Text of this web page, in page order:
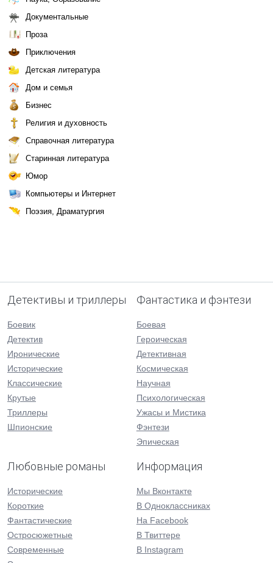
Документальные
Проза
Приключения
Детская литература
Дом и семья
Бизнес
Религия и духовность
Справочная литература
Старинная литература
Юмор
Компьютеры и Интернет
Поэзия, Драматургия
Детективы и триллеры
Боевик
Детектив
Иронические
Исторические
Классические
Крутые
Триллеры
Шпионские
Фантастика и фэнтези
Боевая
Героическая
Детективная
Космическая
Научная
Психологическая
Ужасы и Мистика
Фэнтези
Эпическая
Любовные романы
Исторические
Короткие
Фантастические
Остросюжетные
Современные
Информация
Мы Вконтакте
В Одноклассниках
На Facebook
В Твиттере
В Instagram